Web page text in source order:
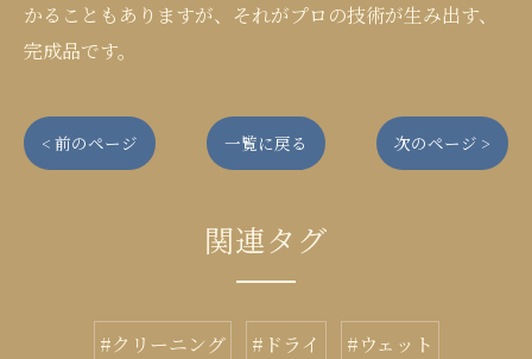
かることもありますが、それがプロの技術が生み出す、
完成品です。
< 前のページ 一覧に戻る 次のページ >
関連タグ
#クリーニング #ドライ #ウェット